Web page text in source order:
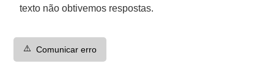
texto não obtivemos respostas.
⚠️ Comunicar erro